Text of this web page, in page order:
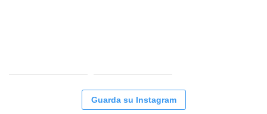
Guarda su Instagram